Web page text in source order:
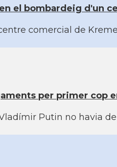
el bombardeig d'un
comercial de
per primer cop
Putin no havia